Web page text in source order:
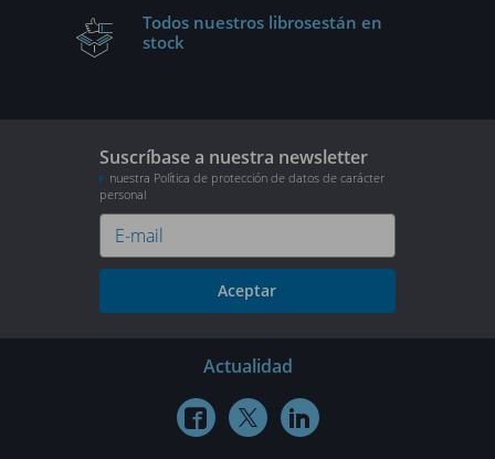
Todos nuestros librosestán en
stock
Suscríbase a nuestra newsletter
nuestra Política de protección de datos de carácter
personal
Aceptar
Actualidad
  